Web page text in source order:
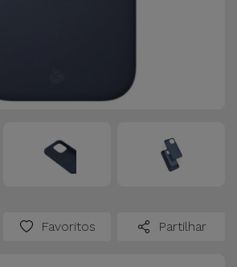
Favoritos Partilhar